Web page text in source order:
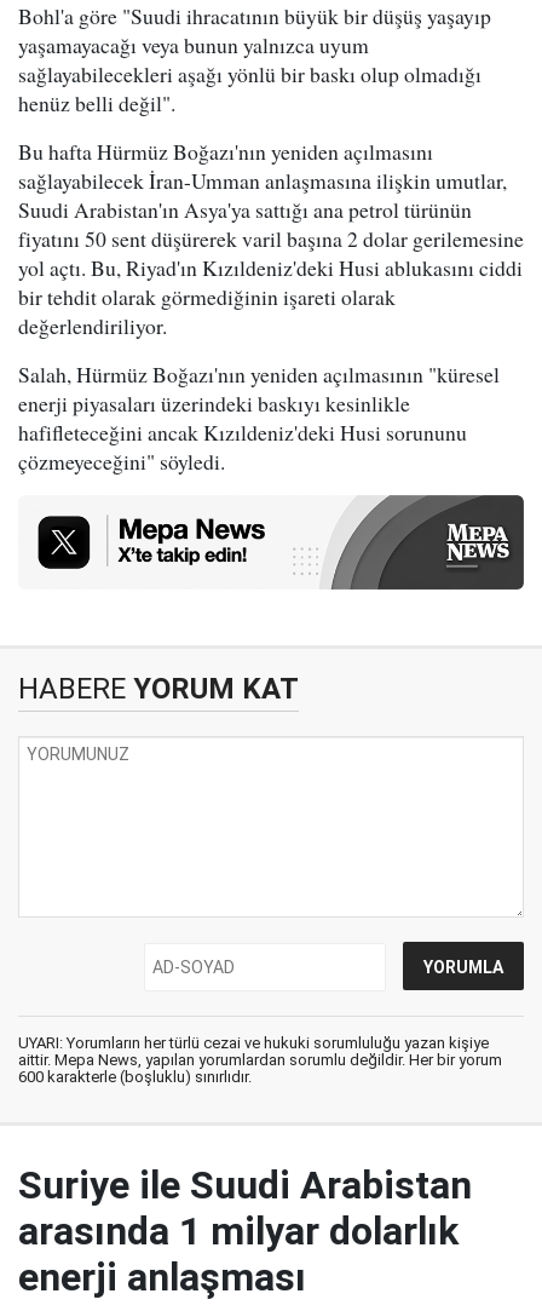
Bohl'a göre "Suudi ihracatının büyük bir düşüş yaşayıp
yaşamayacağı veya bunun yalnızca uyum
sağlayabilecekleri aşağı yönlü bir baskı olup olmadığı
henüz belli değil".
Bu hafta Hürmüz Boğazı'nın yeniden açılmasını
sağlayabilecek İran-Umman anlaşmasına ilişkin umutlar,
Suudi Arabistan'ın Asya'ya sattığı ana petrol türünün
fiyatını 50 sent düşürerek varil başına 2 dolar gerilemesine
yol açtı. Bu, Riyad'ın Kızıldeniz'deki Husi ablukasını ciddi
bir tehdit olarak görmediğinin işareti olarak
değerlendiriliyor.
Salah, Hürmüz Boğazı'nın yeniden açılmasının "küresel
enerji piyasaları üzerindeki baskıyı kesinlikle
hafifleteceğini ancak Kızıldeniz'deki Husi sorununu
çözmeyeceğini" söyledi.
HABERE YORUM KAT
UYARI: Yorumların her türlü cezai ve hukuki sorumluluğu yazan kişiye
aittir. Mepa News, yapılan yorumlardan sorumlu değildir. Her bir yorum
600 karakterle (boşluklu) sınırlıdır.
Suriye ile Suudi Arabistan
arasında 1 milyar dolarlık
enerji anlaşması